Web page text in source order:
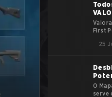
First
ano.
e
25
O
serve